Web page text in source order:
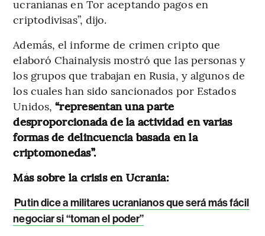
ucranianas en Tor aceptando pagos en
criptodivisas”, dijo.
Además, el informe de crimen cripto que
elaboró Chainalysis mostró que las personas y
los grupos que trabajan en Rusia, y algunos de
los cuales han sido sancionados por Estados
Unidos,“representan una parte
desproporcionada de la actividad en varias
formas de delincuencia basada en la
criptomonedas”.
Más sobre la crisis en Ucrania:
Putin dice a militares ucranianos que será más fácil
negociar si “toman el poder”